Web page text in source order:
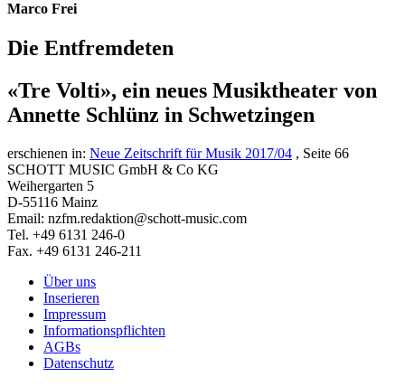
Marco Frei
Die Entfremdeten
«Tre Volti», ein neues Musiktheater von
Annette Schlünz in Schwetzingen
erschienen in: Neue Zeitschrift für Musik 2017/04 , Seite 66
SCHOTT MUSIC GmbH & Co KG
Weihergarten 5
D-55116 Mainz
Email: nzfm.redaktion@schott-music.com
Tel. +49 6131 246-0
Fax. +49 6131 246-211
Über uns
Inserieren
Impressum
Informationspflichten
AGBs
Datenschutz